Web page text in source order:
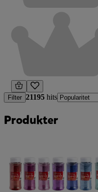
Filter 21195 hits
Produkter